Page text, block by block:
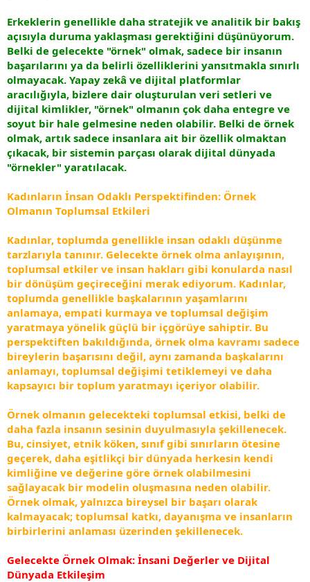
Erkeklerin genellikle daha stratejik ve analitik bir bakış
açısıyla duruma yaklaşması gerektiğini düşünüyorum.
Belki de gelecekte "örnek" olmak, sadece bir insanın
başarılarını ya da belirli özelliklerini yansıtmakla sınırlı
olmayacak. Yapay zekâ ve dijital platformlar
aracılığıyla, bizlere dair oluşturulan veri setleri ve
dijital kimlikler, "örnek" olmanın çok daha entegre ve
soyut bir hale gelmesine neden olabilir. Belki de örnek
olmak, artık sadece insanlara ait bir özellik olmaktan
çıkacak, bir sistemin parçası olarak dijital dünyada
"örnekler" yaratılacak.
Kadınların İnsan Odaklı Perspektifinden: Örnek
Olmanın Toplumsal Etkileri
Kadınlar, toplumda genellikle insan odaklı düşünme
tarzlarıyla tanınır. Gelecekte örnek olma anlayışının,
toplumsal etkiler ve insan hakları gibi konularda nasıl
bir dönüşüm geçireceğini merak ediyorum. Kadınlar,
toplumda genellikle başkalarının yaşamlarını
anlamaya, empati kurmaya ve toplumsal değişim
yaratmaya yönelik güçlü bir içgörüye sahiptir. Bu
perspektiften bakıldığında, örnek olma kavramı sadece
bireylerin başarısını değil, aynı zamanda başkalarını
anlamayı, toplumsal değişimi tetiklemeyi ve daha
kapsayıcı bir toplum yaratmayı içeriyor olabilir.
Örnek olmanın gelecekteki toplumsal etkisi, belki de
daha fazla insanın sesinin duyulmasıyla şekillenecek.
Bu, cinsiyet, etnik köken, sınıf gibi sınırların ötesine
geçerek, daha eşitlikçi bir dünyada herkesin kendi
kimliğine ve değerine göre örnek olabilmesini
sağlayacak bir modelin oluşmasına neden olabilir.
Örnek olmak, yalnızca bireysel bir başarı olarak
kalmayacak; toplumsal katkı, dayanışma ve insanların
birbirlerini anlaması üzerinden şekillenecek.
Gelecekte Örnek Olmak: İnsani Değerler ve Dijital
Dünyada Etkileşim